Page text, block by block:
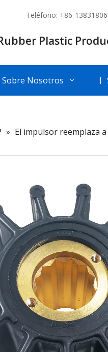
Teléfono: +86-
Plastic
Sobre Nosotros
» El impulsor reemplaza a